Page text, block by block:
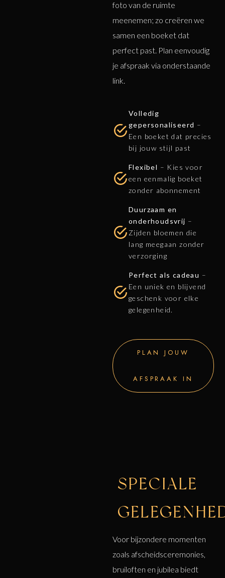
foto van de ruimte
meenemen; zo creëren we
samen een boeket dat
perfect past. Plan eenvoudig
je afspraak via onderstaande
link.
Volledig
gepersonaliseerd –
Een boeket dat precies
bij jouw stijl past
Flexibel – Kies voor
een eenmalig boeket
zonder abonnement
Duurzaam en
onderhoudsvrij –
Zijden bloemen die
lang meegaan zonder
verzorging
Perfect als cadeau –
Een uniek en blijvend
geschenk voor elke
gelegenheid.
PLAN JOUW
AFSPRAAK IN
SPECIALE
Voor bijzondere momenten
zoals afscheidsceremonies,
bruiloften en jubilea biedt